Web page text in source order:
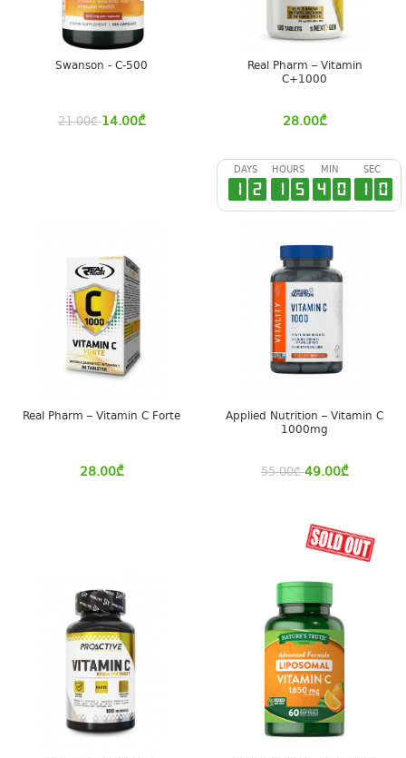
Swanson - C-500
21.00₾ 14.00₾
Real Pharm – Vitamin
C+1000
28.00₾
Real Pharm – Vitamin C Forte
28.00₾
DAYS
1 2
HOURS
1 5
MIN
4 0
SEC
1 0
Applied Nutrition – Vitamin C
1000mg
55.00₾ 49.00₾